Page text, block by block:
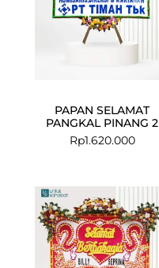
PAPAN SELAMAT
PANGKAL PINANG 2
Rp1.620.000